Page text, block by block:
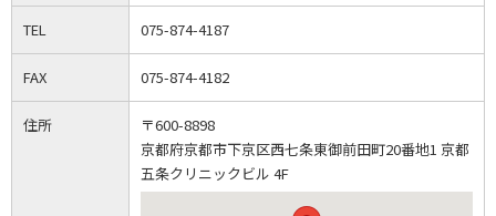
TEL 075-874-4187
FAX 075-874-4182
住所
〒600-8898
京都府京都市下京区西七条東御前田町20番地1 京都
五条クリニックビル 4F